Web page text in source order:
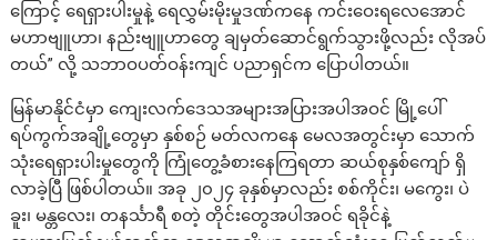
ကြောင့် ရေရှားပါးမှုနဲ့ ရေလွှမ်းမိုးမှုဒဏ်ကနေ ကင်းဝေးရလေအောင်
မဟာဗျူဟာ၊ နည်းဗျူဟာတွေ ချမှတ်ဆောင်ရွက်သွားဖို့လည်း လိုအပ်
တယ်” လို့ သဘာဝပတ်ဝန်းကျင် ပညာရှင်က ပြောပါတယ်။
မြန်မာနိုင်ငံမှာ ကျေးလက်ဒေသအများအပြားအပါအဝင် မြို့ပေါ်
ရပ်ကွက်အချို့တွေမှာ နှစ်စဉ် မတ်လကနေ မေလအတွင်းမှာ သောက်
သုံးရေရှားပါးမှုတွေကို ကြုံတွေ့ခံစားနေကြရတာ ဆယ်စုနှစ်ကျော် ရှိ
လာခဲ့ပြီ ဖြစ်ပါတယ်။ အခု ၂၀၂၄ ခုနှစ်မှာလည်း စစ်ကိုင်း၊ မကွေး၊ ပဲ
ခူး၊ မန္တလေး၊ တနင်္သာရီ စတဲ့ တိုင်းတွေအပါအဝင် ရခိုင်နဲ့